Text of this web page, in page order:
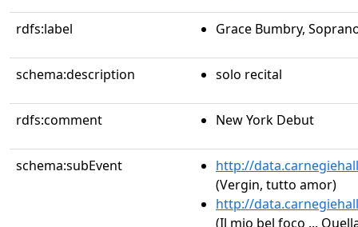
rdfs:label Grace Bumbry,
schema:description solo recital
rdfs:comment New York Debut
schema:subEvent
http://
(Vergin, tutto amor)
http://
(Il mio bel foco ...